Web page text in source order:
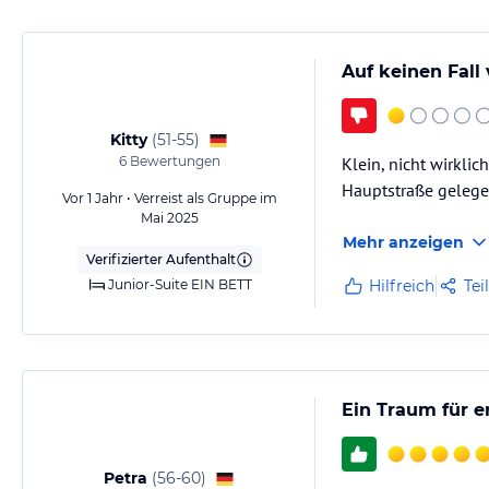
Sonstige Einrichtungen und Services
• Rezeption 24 Stunden
• Lobby
• Restaurant
• Sauna – Jacuzzi
• Schwimming-Pool
Allgemeine und unverbindliche Hoteliers-/Veranstalter-/
Kitty (51-55)
6Bewertungen
Vor 1 Jahr • Verreist als Gruppe im
Mai 2025
Verifizierter Aufenthalt
Junior-Suite EIN BETT
Auf keinen Fall
Klein, nicht
Hauptstraße
Mehr anzeigen
Hilfreich
Petra (56-60)
Ein Traum für